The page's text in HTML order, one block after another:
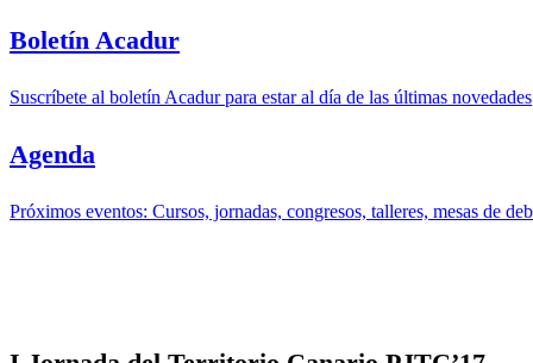
Boletín Acadur
Suscríbete al boletín Acadur para estar al día de las últimas novedades
Agenda
Próximos eventos: Cursos, jornadas, congresos, talleres, mesas de